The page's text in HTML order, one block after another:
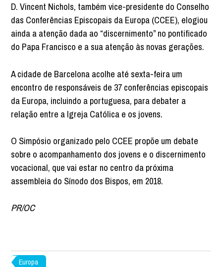
D. Vincent Nichols, também vice-presidente do Conselho
das Conferências Episcopais da Europa (CCEE), elogiou
ainda a atenção dada ao “discernimento” no pontificado
do Papa Francisco e a sua atenção às novas gerações.
A cidade de Barcelona acolhe até sexta-feira um
encontro de responsáveis de 37 conferências episcopais
da Europa, incluindo a portuguesa, para debater a
relação entre a Igreja Católica e os jovens.
O Simpósio organizado pelo CCEE propõe um debate
sobre o acompanhamento dos jovens e o discernimento
vocacional, que vai estar no centro da próxima
assembleia do Sínodo dos Bispos, em 2018.
PR/OC
Europa